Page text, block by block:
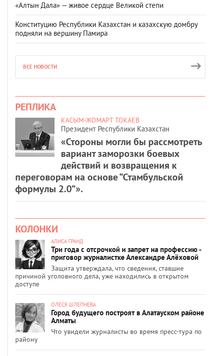
«Алтын Дала» — живое сердце Великой степи
Конституцию Республики Казахстан и казахскую домбру
подняли на вершину Памира
ВСЕ НОВОСТИ
РЕПЛИКА
КАСЫМ-ЖОМАРТ ТОКАЕВ
Президент Республики Казахстан
«Стороны могли бы рассмотреть
вариант заморозки боевых
действий и возвращения к
переговорам на основе “Стамбульской
формулы 2.0”».
КОЛОНКИ
АЛИСА ГРАНД
Три года с отсрочкой и запрет на профессию -
приговор журналистке Александре Алёховой
Защита утверждала, что сведения, ставшие
причиной уголовного дела, уже находились в открытом
доступе
ОЛЕСЯ ШЛЕПНЕВА
Город будущего построят в Алатауском районе
Алматы
Что увидели журналисты во время пресс-тура по
району